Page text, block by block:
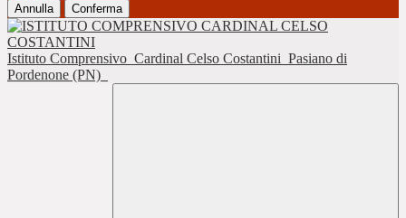
Annulla Conferma
Istituto Comprensivo Cardinal Celso Costantini Pasiano di
Pordenone (PN)